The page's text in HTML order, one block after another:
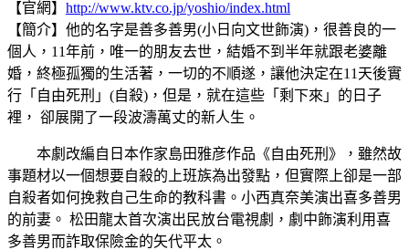
【官網】 http://www.ktv.co.jp/yoshio/index.html
【簡介】他的名字是善多善男(小日向文世飾演)，很善良的一
個人，11年前，唯一的朋友去世，結婚不到半年就跟老婆離
婚，終極孤獨的生活著，一切的不順遂，讓他決定在11天後實
行「自由死刑」(自殺)，但是，就在這些「剩下來」的日子
裡， 卻展開了一段波濤萬丈的新人生。
本劇改編自日本作家島田雅彦作品《自由死刑》，雖然故
事題材以一個想要自殺的上班族為出發點，但實際上卻是一部
自殺者如何挽救自己生命的教科書。小西真奈美演出喜多善男
的前妻。 松田龍太首次演出民放台電視劇，劇中飾演利用喜
多善男而詐取保險金的矢代平太。